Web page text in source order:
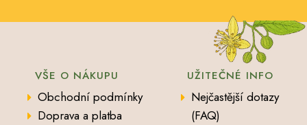
VŠE O NÁKUPU
Obchodní podmínky
Doprava a platba
UŽITEČNÉ INFO
Nejčastější dotazy
(FAQ)